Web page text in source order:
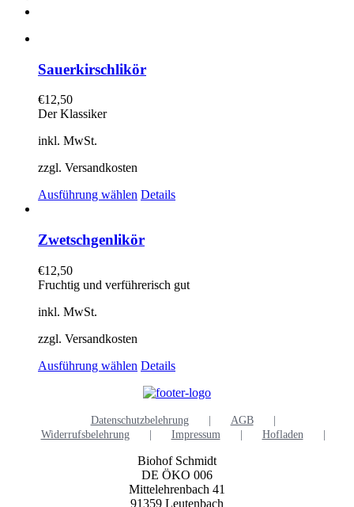
Sauerkirschlikör
€12,50
Der Klassiker
inkl. MwSt.
zzgl. Versandkosten
Ausführung wählen Dieses
mehrere
Varianten
Die
Optionen
gewählt
Details
Zwetschgenlikör
€12,50
Fruchtig und verführerisch gut
inkl. MwSt.
zzgl. Versandkosten
Ausführung wählen Dieses
weist
Varianten
Optionen
können
auf
Details
Datenschutzbelehrung
AGB
Widerrufsbelehrung
Impressum Hofladen
Biohof Schmidt
DE ÖKO 006
Mittelehrenbach 41
91359 Leutenbach